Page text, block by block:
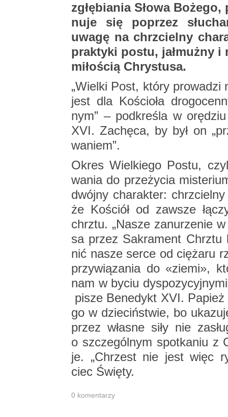
zgłę­bia­nia Słowa
nu­je się po­przez
uwagę na chrzciel­ny
prak­ty­ki postu, jał­muż­ny
mi­ło­ścią Chry­stu­sa.
„Wiel­ki Post, który pro­wa­dzi
jest dla Ko­ścio­ła
nym” – pod­kre­śla w
XVI. Za­chę­ca, by był on
wa­niem”.
Okres Wiel­kie­go Postu,
wa­nia do prze­ży­cia
dwój­ny cha­rak­ter:
że Ko­ściół od za­wsze
chrztu. „Nasze za­nu­rze­nie
sa przez Sa­kra­ment
nić nasze serce od cię­ża­ru
przy­wią­za­nia do «ziemi»,
nam w byciu
pisze Be­ne­dykt XVI.
go w dzie­ciń­stwie, bo
przez wła­sne siły nie
o szcze­gól­nym spo­tka­niu z
je. „Chrzest nie jest więc
ciec Świę­ty.
0 ko­men­ta­rzy